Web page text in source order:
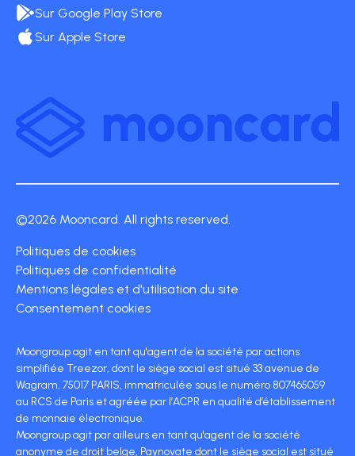
Sur Google Play Store
Sur Apple Store
©2026 Mooncard. All rights reserved.
Politiques de cookies
Politiques de confidentialité
Mentions légales et d'utilisation du site
Consentement cookies
Moongroup agit en tant qu'agent de la société par actions
simplifiée Treezor, dont le siège social est situé 33 avenue de
Wagram, 75017 PARIS, immatriculée sous le numéro 807465059
au RCS de Paris et agréée par l’ACPR en qualité d’établissement
de monnaie électronique.
Moongroup agit par ailleurs en tant qu'agent de la société
anonyme de droit belge, Paynovate dont le siège social est situé